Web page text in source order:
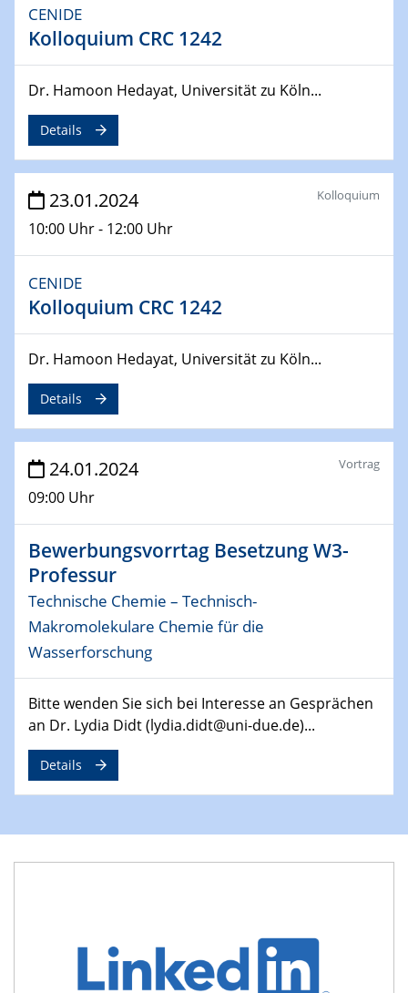
07.03.2024
Liquid Organic Hydrogen Carriers (LOHC)
14.03.2024
Microscope Techniques in Materials
Research
04.04.2024
Speaker: Jonathan Coleman (Trinity College Dublin)
Kooperationsseminar | Elektrolyse und
Brennstoffzellen
15.04.2024
Online Workshop
25.04.2024
CENIDE & WIN Seminar Series on 2D-
MATURE
Speaker: Albert Dato (Harvey Mudd College)
29.04.2024
MAT4HY․NRW
Symposium
SFB 1242 Kolloquium
"Integrated Quantum Dot Optomechanics"
07.05.2024
SFB/TRR 270 Kolloquium
auf Übergang auf
08.05.2024
CENIDE
Kolloquium CRC 1242
Dr. Hamoon Hedayat, Universität zu Köln...
Details
23.01.2024
10:00 Uhr - 12:00 Uhr
Kolloquium
CENIDE
Kolloquium CRC 1242
Dr. Hamoon Hedayat, Universität zu Köln...
Details
24.01.2024
09:00 Uhr
Vortrag
Bewerbungsvorrtag Besetzung W3-
Professur
Technische Chemie – Technisch-
Makromolekulare Chemie für die
Wasserforschung
Bitte wenden Sie sich bei Interesse an Gesprächen
an Dr. Lydia Didt (lydia.didt@uni-due.de)...
Details